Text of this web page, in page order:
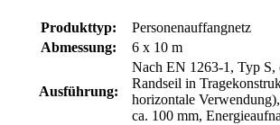
Produkttyp:
Personenauffangnetz
Abmessung:
6 x 10 m
Ausführung:
Nach EN 1263-1, Typ S,
Randseil in
horizontale
ca. 100 mm,